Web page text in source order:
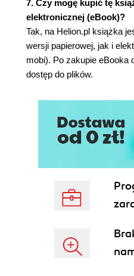
Operacje
Mnożenie macierzy
Iloczyn
Podsumowanie
6. Więcej algebry liniowej
Dlaczego
Transpozycja,
Specjalne
Macierz
Odwrotności
Macierze
Określoność
Normy wektorowe i
L-normy oraz
7. Czy mogę kupić tę
elektronicznej (eBook)?
Tak, na Helion.pl książka
wersji papierowej, jak i
mobi). Po zakupie
dostęp do plików.